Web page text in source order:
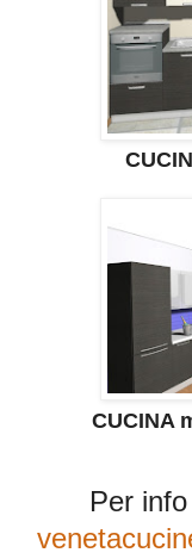
CUCINA
Per